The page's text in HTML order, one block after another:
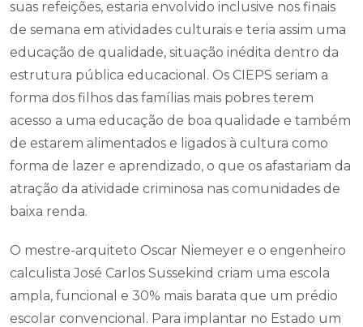
suas refeições, estaria envolvido inclusive nos finais
de semana em atividades culturais e teria assim uma
educação de qualidade, situação inédita dentro da
estrutura pública educacional. Os CIEPS seriam a
forma dos filhos das famílias mais pobres terem
acesso a uma educação de boa qualidade e também
de estarem alimentados e ligados à cultura como
forma de lazer e aprendizado, o que os afastariam da
atração da atividade criminosa nas comunidades de
baixa renda.
O mestre-arquiteto Oscar Niemeyer e o engenheiro
calculista José Carlos Sussekind criam uma escola
ampla, funcional e 30% mais barata que um prédio
escolar convencional. Para implantar no Estado um